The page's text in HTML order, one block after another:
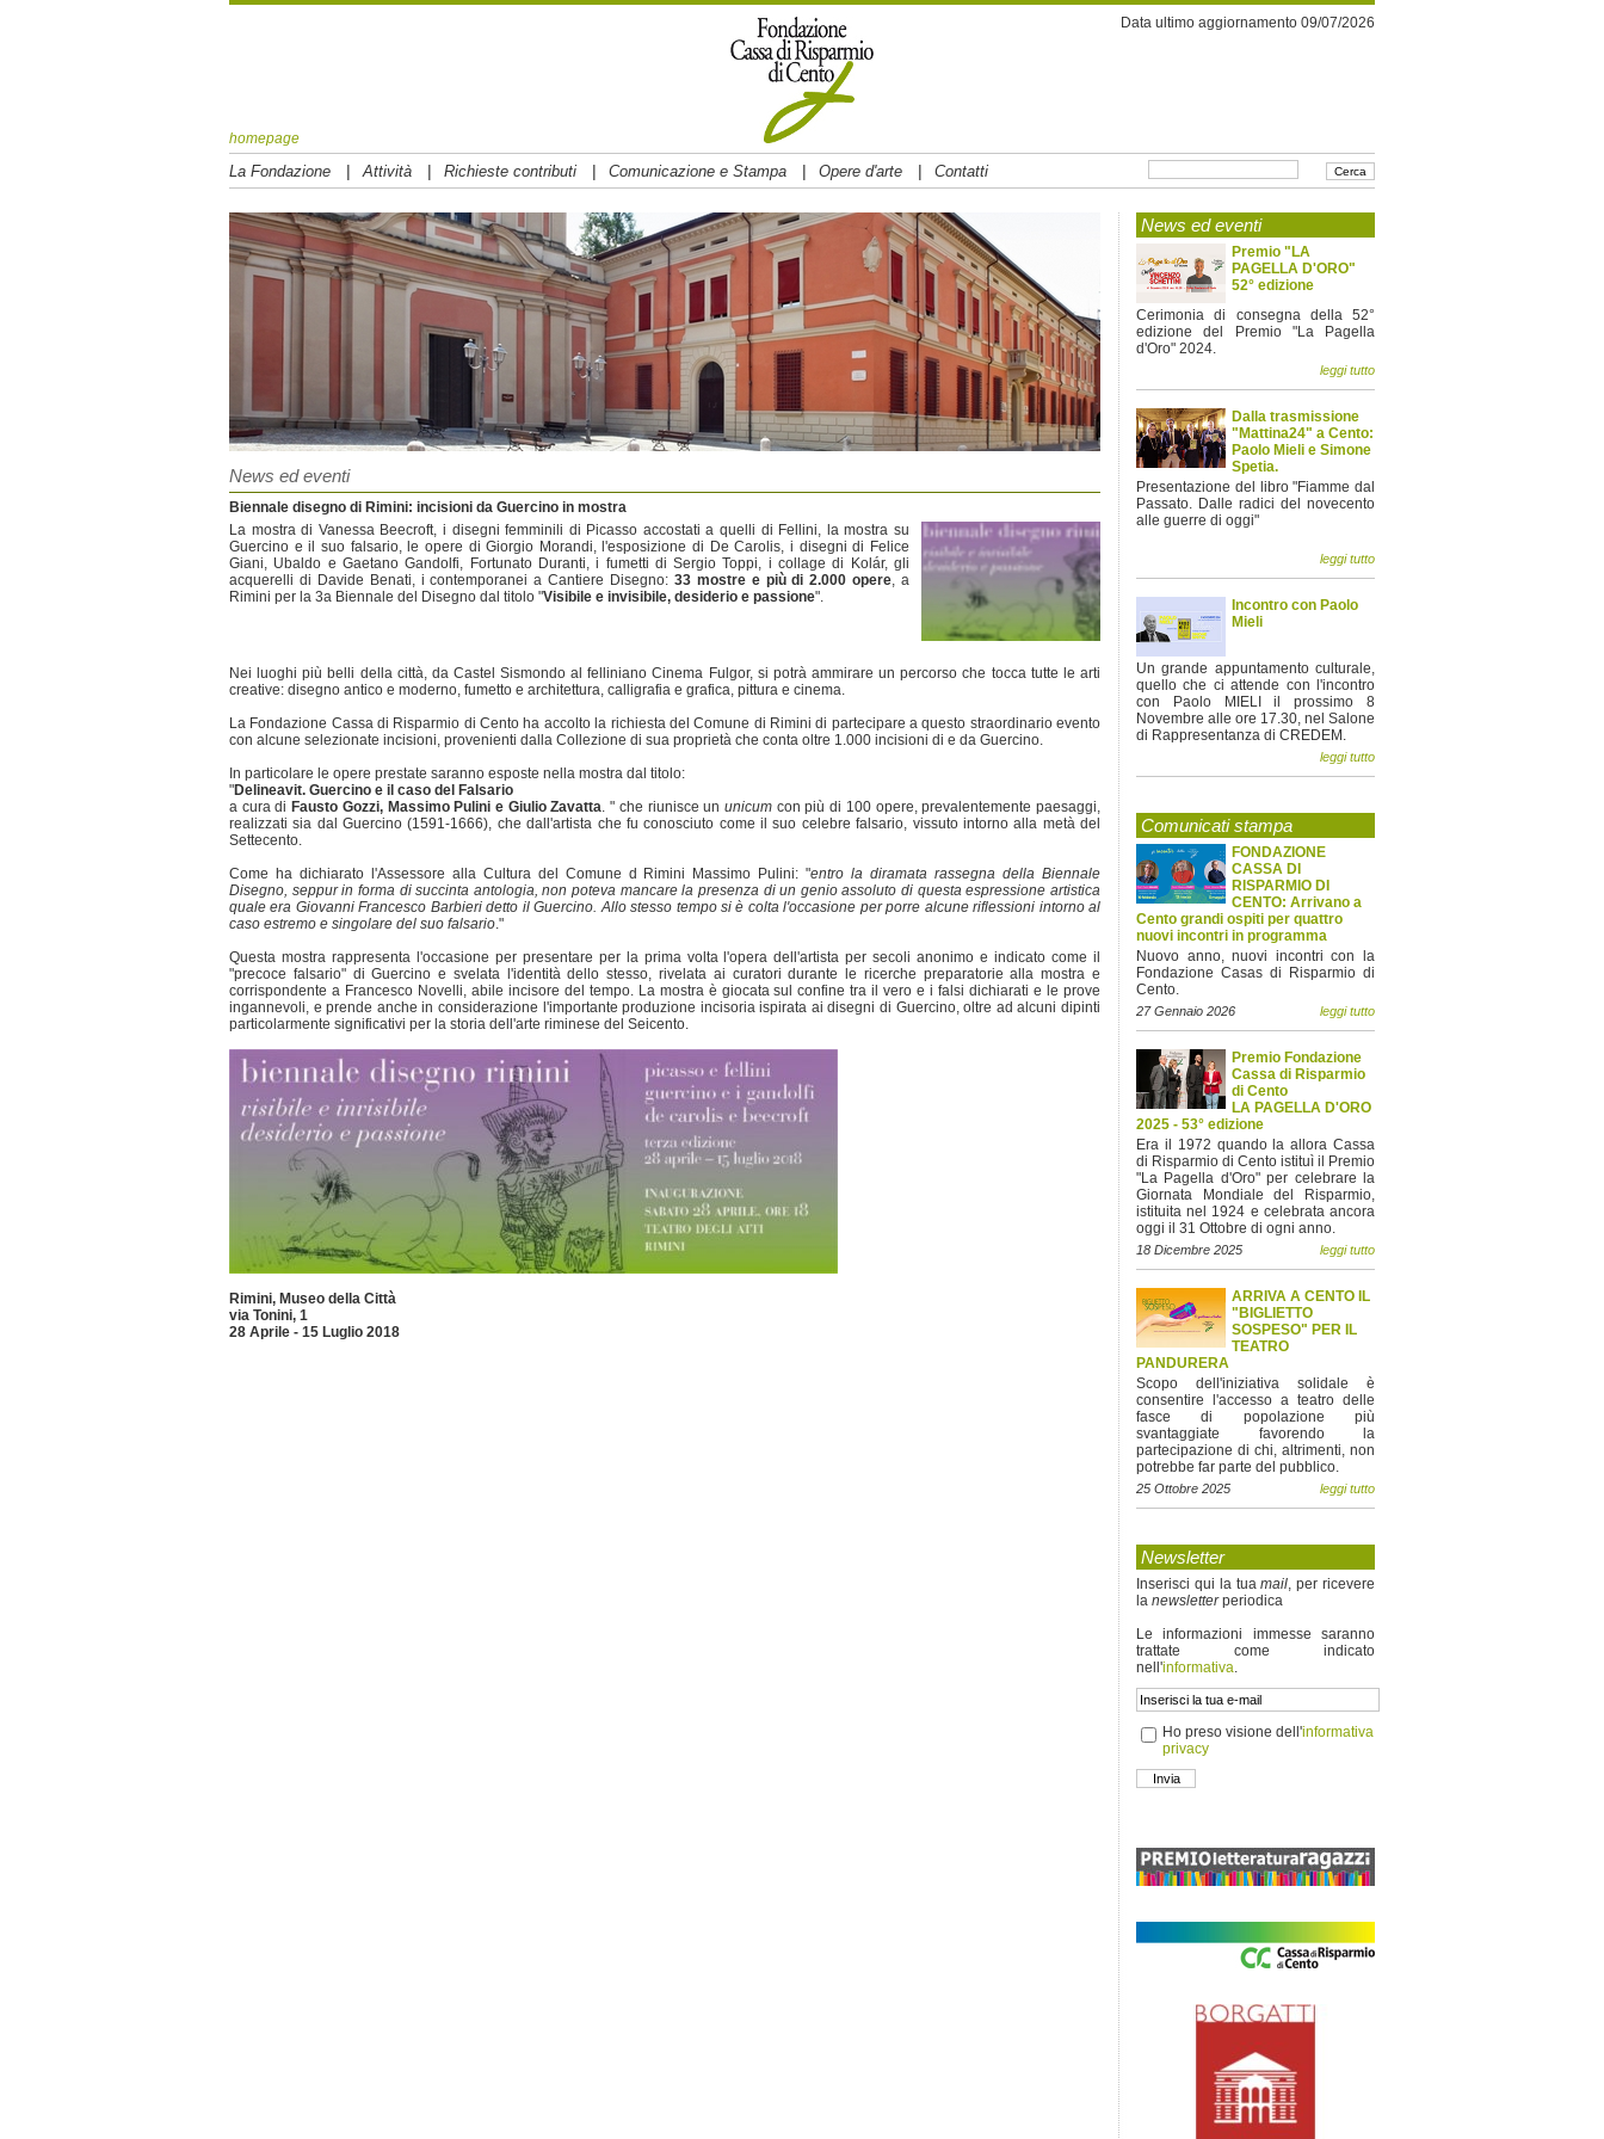
homepage
Data ultimo aggiornamento 09/07/2026
La Fondazione | Attività | Richieste contributi | Comunicazione e Stampa | Opere d'arte | Contatti
News ed eventi
Biennale disegno di Rimini: incisioni da Guercino in mostra
La mostra di Vanessa Beecroft, i disegni femminili di Picasso accostati a quelli di Fellini, la mostra su
Guercino e il suo falsario, le opere di Giorgio Morandi, l'esposizione di De Carolis, i disegni di Felice
Giani, Ubaldo e Gaetano Gandolfi, Fortunato Duranti, i fumetti di Sergio Toppi, i collage di Kolár, gli
acquerelli di Davide Benati, i contemporanei a Cantiere Disegno: 33 mostre e più di 2.000 opere, a
Rimini per la 3a Biennale del Disegno dal titolo "Visibile e invisibile, desiderio e passione".
Nei luoghi più belli della città, da Castel Sismondo al felliniano Cinema Fulgor, si potrà ammirare un percorso che tocca tutte le arti
creative: disegno antico e moderno, fumetto e architettura, calligrafia e grafica, pittura e cinema.
La Fondazione Cassa di Risparmio di Cento ha accolto la richiesta del Comune di Rimini di partecipare a questo straordinario evento
con alcune selezionate incisioni, provenienti dalla Collezione di sua proprietà che conta oltre 1.000 incisioni di e da Guercino.
In particolare le opere prestate saranno esposte nella mostra dal titolo:
"Delineavit. Guercino e il caso del Falsario
a cura di Fausto Gozzi, Massimo Pulini e Giulio Zavatta. " che riunisce ununicum con più di 100 opere, prevalentemente paesaggi,
realizzati sia dal Guercino (1591-1666), che dall'artista che fu conosciuto come il suo celebre falsario, vissuto intorno alla metà del
Settecento.
Come ha dichiarato l'Assessore alla Cultura del Comune d Rimini Massimo Pulini: "entro la diramata rassegna della Biennale
Disegno, seppur in forma di succinta antologia, non poteva mancare la presenza di un genio assoluto di questa espressione artistica
quale era Giovanni Francesco Barbieri detto il Guercino. Allo stesso tempo si è colta l'occasione per porre alcune riflessioni intorno al
caso estremo e singolare del suo falsario."
Questa mostra rappresenta l'occasione per presentare per la prima volta l'opera dell'artista per secoli anonimo e indicato come il
"precoce falsario" di Guercino e svelata l'identità dello stesso, rivelata ai curatori durante le ricerche preparatorie alla mostra e
corrispondente a Francesco Novelli, abile incisore del tempo. La mostra è giocata sul confine tra il vero e i falsi dichiarati e le prove
ingannevoli, e prende anche in considerazione l'importante produzione incisoria ispirata ai disegni di Guercino, oltre ad alcuni dipinti
particolarmente significativi per la storia dell'arte riminese del Seicento.
Rimini, Museo della Città
via Tonini, 1
28 Aprile - 15 Luglio 2018
News ed eventi
Premio "LA
PAGELLA D'ORO"
52° edizione
Cerimonia di consegna della 52°
edizione del Premio "La Pagella
d'Oro" 2024.
leggi tutto
Dalla trasmissione
"Mattina24" a Cento:
Paolo Mieli e Simone
Spetia.
Presentazione del libro "Fiamme dal
Passato. Dalle radici del novecento
alle guerre di oggi"
leggi tutto
Incontro con Paolo
Mieli
Un grande appuntamento culturale,
quello che ci attende con l'incontro
con Paolo MIELI il prossimo 8
Novembre alle ore 17.30, nel Salone
di Rappresentanza di CREDEM.
leggi tutto
Comunicati stampa
FONDAZIONE
CASSA DI
RISPARMIO DI
CENTO: Arrivano a
Cento grandi ospiti per quattro
nuovi incontri in programma
Nuovo anno, nuovi incontri con la
Fondazione Casas di Risparmio di
Cento.
27 Gennaio 2026 leggi tutto
Premio Fondazione
Cassa di Risparmio
di Cento
LA PAGELLA D'ORO
2025 - 53° edizione
Era il 1972 quando la allora Cassa
di Risparmio di Cento istituì il Premio
"La Pagella d'Oro" per celebrare la
Giornata Mondiale del Risparmio,
istituita nel 1924 e celebrata ancora
oggi il 31 Ottobre di ogni anno.
18 Dicembre 2025 leggi tutto
ARRIVA A CENTO IL
"BIGLIETTO
SOSPESO" PER IL
TEATRO
PANDURERA
Scopo dell'iniziativa solidale è
consentire l'accesso a teatro delle
fasce di popolazione più
svantaggiate favorendo la
partecipazione di chi, altrimenti, non
potrebbe far parte del pubblico.
25 Ottobre 2025 leggi tutto
Newsletter
Inserisci qui la tuamail, per ricevere
la newsletterperiodica
Le informazioni immesse saranno
trattate come indicato
nell'informativa.
Ho preso visione dell'informativa
privacy